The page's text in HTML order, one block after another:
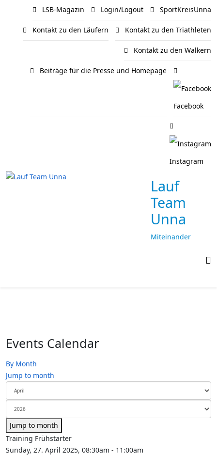
LSB-Magazin Login/Logout SportKreisUnna
Kontakt zu den Läufern Kontakt zu den Triathleten
Kontakt zu den Walkern
Beiträge für die Presse und Homepage
Facebook
Instagram
Lauf
Team
Unna
Miteinander
Events Calendar
By Month
Jump to month
Jump to month
Training Frühstarter
Sunday, 27. April 2025, 08:30am - 11:00am